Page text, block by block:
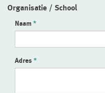
Organisatie / School
Naam
Adres